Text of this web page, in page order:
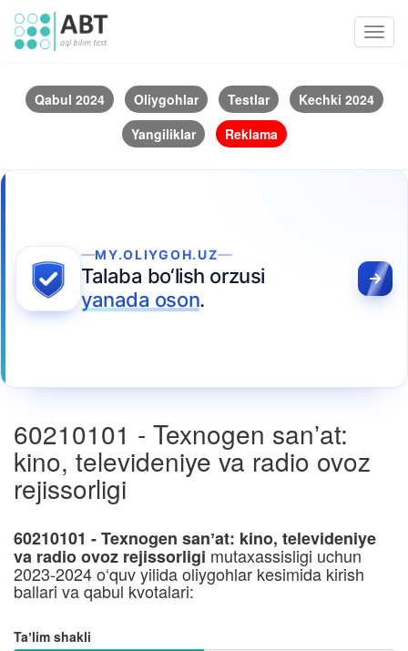
Qabul 2024 Oliygohlar Testlar
Kechki 2024
Yangiliklar
Reklama
MY.OLIYGOH.UZ
Talaba bo‘lish orzusi
yanada oson.
60210101 - Texnogen sanʼat:
kino, televideniye va radio ovoz
rejissorligi
60210101 - Texnogen sanʼat: kino, televideniye
va radio ovoz rejissorligi mutaxassisligi uchun
2023-2024 o‘quv yilida oliygohlar kesimida kirish
ballari va qabul kvotalari:
Taʼlim shakli